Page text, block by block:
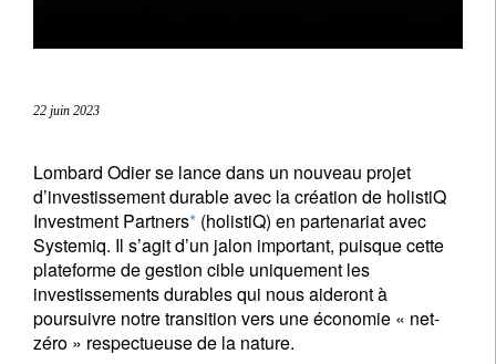
22 juin 2023
Lombard Odier se lance dans un nouveau projet
d’investissement durable avec la création de holistiQ
Investment Partners* (holistiQ) en partenariat avec
Systemiq. Il s’agit d’un jalon important, puisque cette
plateforme de gestion cible uniquement les
investissements durables qui nous aideront à
poursuivre notre transition vers une économie « net-
zéro » respectueuse de la nature.